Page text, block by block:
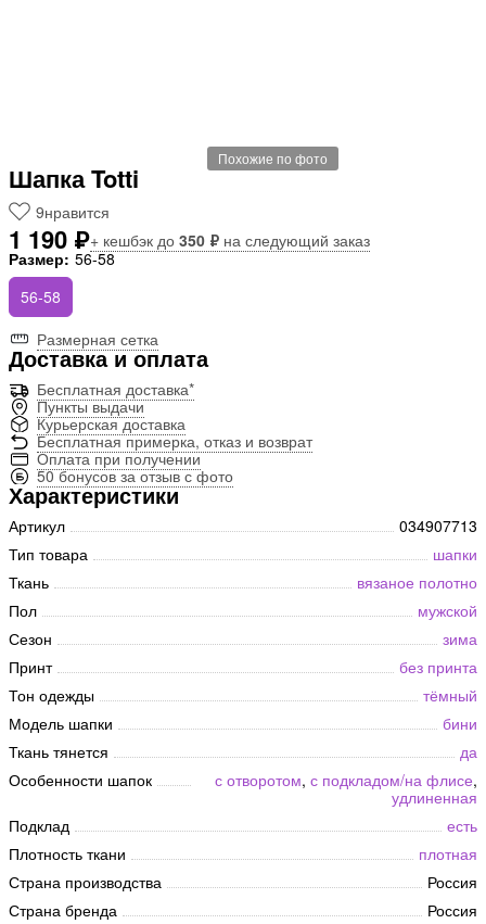
Похожие по фото
Шапка Totti
9нравится
1 190 ₽+ кешбэк до 350 ₽ на следующий заказ
Размер: 56-58
56-58
Размерная сетка
Доставка и оплата
Бесплатная доставка*
Пункты выдачи
Курьерская доставка
Бесплатная примерка, отказ и возврат
Оплата при получении
50 бонусов за отзыв с фото
Характеристики
Артикул
034907713
Тип товара
шапки
Ткань
вязаное полотно
Пол
мужской
Сезон
зима
Принт
без принта
Тон одежды
тёмный
Модель шапки
бини
Ткань тянется
да
Особенности шапок
с отворотом, с подкладом/на флисе,
удлиненная
Подклад
есть
Плотность ткани
плотная
Страна производства
Россия
Страна бренда
Россия